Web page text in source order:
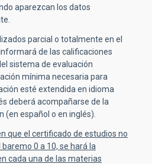
aparezcan los datos
parcial o totalmente en el
de las calificaciones
sistema de evaluación
mínima necesaria para
esté extendida en idioma
deberá acompañarse de la
español o en inglés).
que el certificado de estudios no
0 a 10, se hará la
cada una de las materias